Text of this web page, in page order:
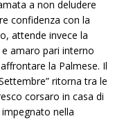
a non deludere
confidenza con la
attende invece la
amaro pari interno
la Palmese. Il
ritorna tra le
corsaro in casa di
nella